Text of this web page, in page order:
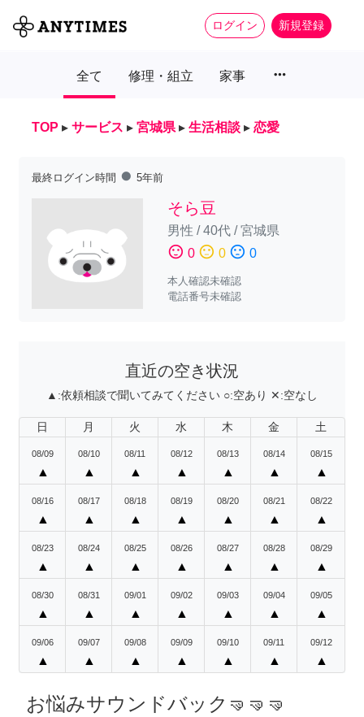
ログイン 新規登録
全て 修理・組立 家事 more_horiz
TOP ▸ サービス ▸ 宮城県 ▸ 生活相談 ▸ 恋愛
最終ログイン時間 fiber_manual_record 5年前
そら豆
男性 /40代/宮城県
sentiment_satisfied 0 sentiment_neutral 0 sentiment_dissatisfied 0
本人確認未確認
電話番号未確認
直近の空き状況
▲:依頼相談で聞いてみてください ○:空あり ✕:空なし
日 月 火 水 木 金 土
08/09
▲
08/10
▲
08/11
▲
08/12
▲
08/13
▲
08/14
▲
08/15
▲
08/16
▲
08/17
▲
08/18
▲
08/19
▲
08/20
▲
08/21
▲
08/22
▲
08/23
▲
08/24
▲
08/25
▲
08/26
▲
08/27
▲
08/28
▲
08/29
▲
08/30
▲
08/31
▲
09/01
▲
09/02
▲
09/03
▲
09/04
▲
09/05
▲
09/06
▲
09/07
▲
09/08
▲
09/09
▲
09/10
▲
09/11
▲
09/12
▲
お悩みサウンドバック🤜🤜🤜